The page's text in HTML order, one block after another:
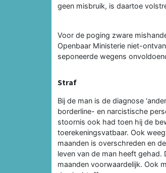
geen misbruik, is daartoe
Voor de poging zware
Openbaar Ministerie niet-
seponeerde wegens
Straf
Bij de man is de diagnose
borderline- en narcistische
stoornis ook had toen hij de
toerekeningsvatbaar. Ook
maanden is overschreden en
leven van de man heeft
maanden voorwaardelijk. Ook